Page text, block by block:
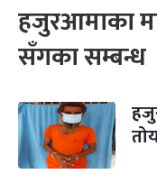
हजुरआमाका
सँगका सम्बन्ध